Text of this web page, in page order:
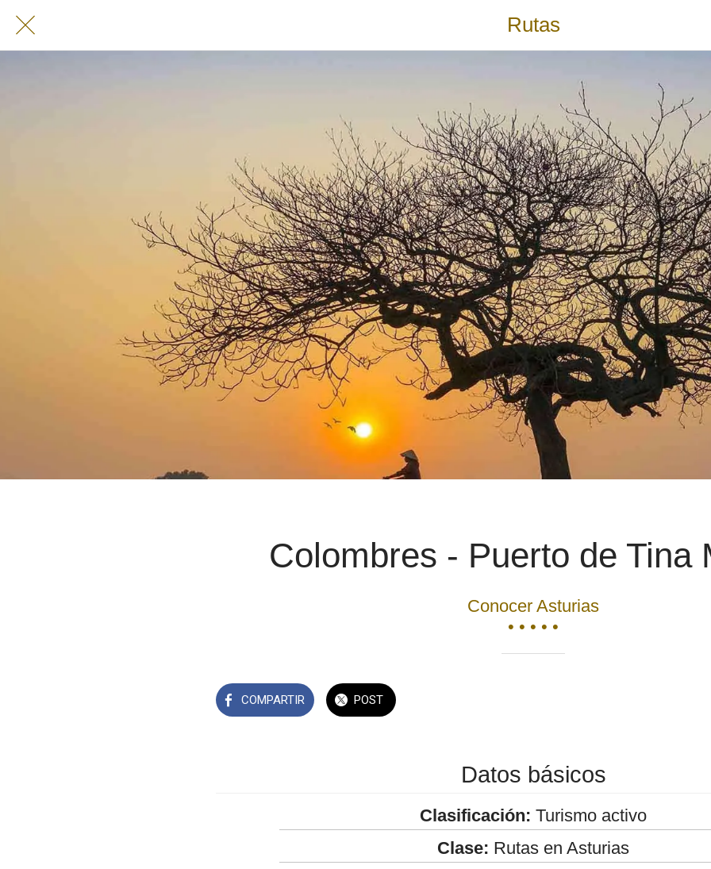
Rutas
Colombres - Puerto de Tina
Conocer Asturias
• • • • •
COMPARTIR POST
Datos básicos
Clasificación: Turismo activo
Clase: Rutas en Asturias